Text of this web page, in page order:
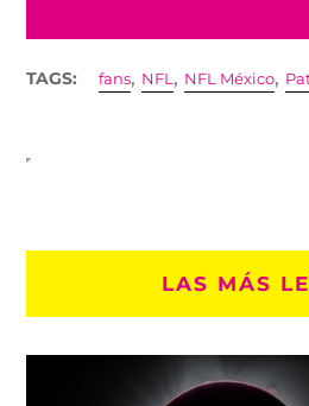
TAGS: fans, NFL , NFL México,
LAS MÁS